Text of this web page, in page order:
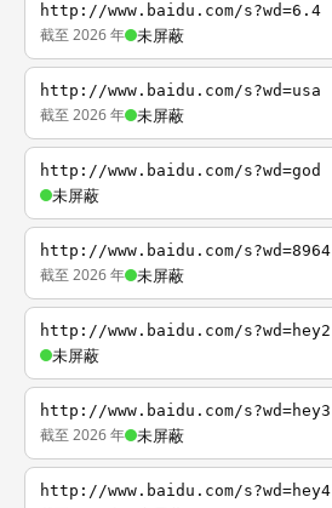
http://www.baidu.com/s?wd=6.4
截至 2026 年 未屏蔽
http://www.baidu.com/s?wd=usa
截至 2026 年 未屏蔽
http://www.baidu.com/s?wd=god
未屏蔽
http://www.baidu.com/s?wd=8964
截至 2026 年 未屏蔽
http://www.baidu.com/s?wd=hey2
未屏蔽
http://www.baidu.com/s?wd=hey3
截至 2026 年 未屏蔽
http://www.baidu.com/s?wd=hey4